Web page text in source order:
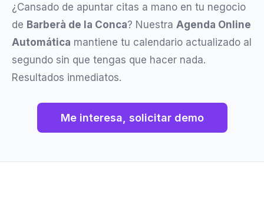
¿Cansado de apuntar citas a mano en tu negocio
de Barberà de la Conca? Nuestra Agenda Online
Automática mantiene tu calendario actualizado al
segundo sin que tengas que hacer nada.
Resultados inmediatos.
Me interesa, solicitar demo